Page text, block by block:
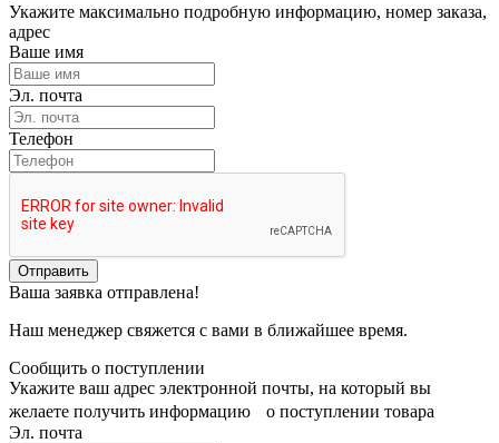
Укажите максимально подробную информацию, номер заказа,
адрес
Ваше имя
Эл. почта
Телефон
Отправить
Ваша заявка отправлена!
Наш менеджер свяжется с вами в ближайшее время.
Сообщить о поступлении
Укажите ваш адрес электронной почты, на который вы
желаете получить информацию о поступлении товара
Эл. почта